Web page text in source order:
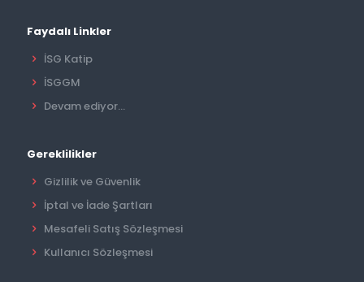
Faydalı Linkler
İSG Katip
İSGGM
Devam ediyor...
Gereklilikler
Gizlilik ve Güvenlik
İptal ve İade Şartları
Mesafeli Satış Sözleşmesi
Kullanıcı Sözleşmesi